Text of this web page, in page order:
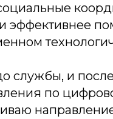
эффективнее
службы, и
по